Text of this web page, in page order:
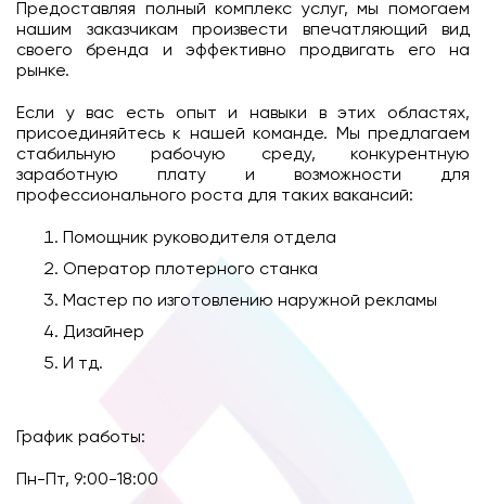
Предоставляя полный комплекс услуг, мы помогаем
нашим заказчикам произвести впечатляющий вид
своего бренда и эффективно продвигать его на
рынке.
Если у вас есть опыт и навыки в этих областях,
присоединяйтесь к нашей команде. Мы предлагаем
стабильную рабочую среду, конкурентную
заработную плату и возможности для
профессионального роста для таких вакансий:
Помощник руководителя отдела
Оператор плотерного станка
Мастер по изготовлению наружной рекламы
Дизайнер
И тд.
График работы:
Пн-Пт, 9:00-18:00